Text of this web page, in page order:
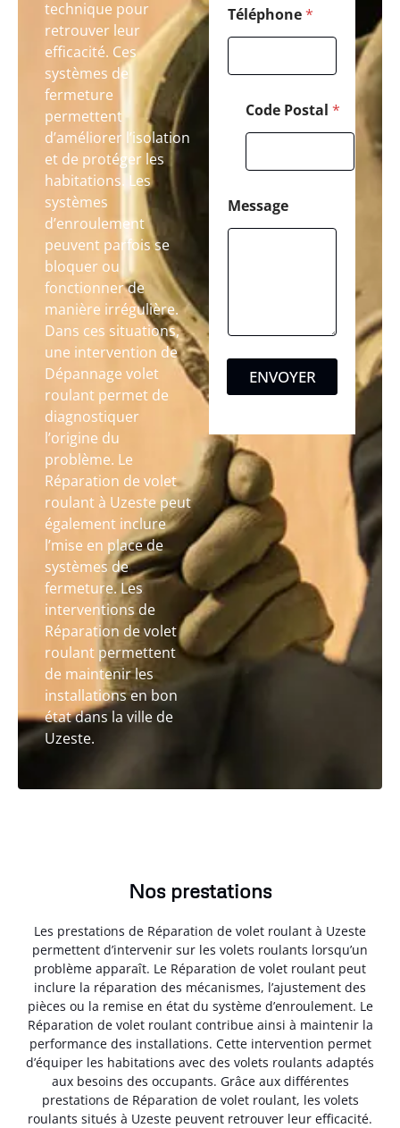
technique pour
retrouver leur
efficacité. Ces
systèmes de
fermeture
permettent
d’améliorer l’isolation
et de protéger les
habitations. Les
systèmes
d’enroulement
peuvent parfois se
bloquer ou
fonctionner de
manière irrégulière.
Dans ces situations,
une intervention de
Dépannage volet
roulant permet de
diagnostiquer
l’origine du
problème. Le
Réparation de volet
roulant à Uzeste peut
également inclure
l’mise en place de
systèmes de
fermeture. Les
interventions de
Réparation de volet
roulant permettent
de maintenir les
installations en bon
état dans la ville de
Uzeste.
Téléphone*
Code Postal *
Message
ENVOYER
Nos prestations
Les prestations de Réparation de volet roulant à Uzeste
permettent d’intervenir sur les volets roulants lorsqu’un
problème apparaît. Le Réparation de volet roulant peut
inclure la réparation des mécanismes, l’ajustement des
pièces ou la remise en état du système d’enroulement. Le
Réparation de volet roulant contribue ainsi à maintenir la
performance des installations. Cette intervention permet
d’équiper les habitations avec des volets roulants adaptés
aux besoins des occupants. Grâce aux différentes
prestations de Réparation de volet roulant, les volets
roulants situés à Uzeste peuvent retrouver leur efficacité.